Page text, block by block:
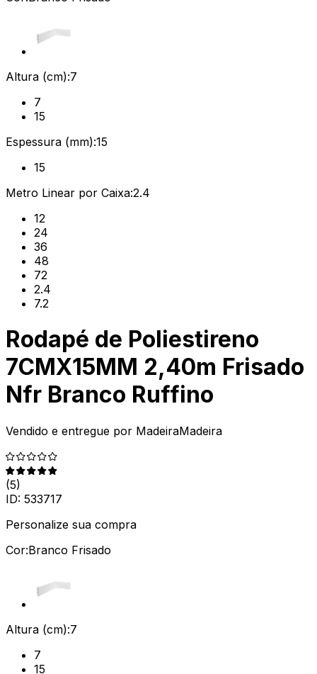
Altura (cm):7
7
15
Espessura (mm):15
15
Metro Linear por Caixa:2.4
12
24
36
48
72
2.4
7.2
Rodapé de Poliestireno
7CMX15MM 2,40m Frisado
Nfr Branco Ruffino
Vendido e entregue por MadeiraMadeira
(5)
ID: 533717
Personalize sua compra
Cor:Branco Frisado
Altura (cm):7
7
15